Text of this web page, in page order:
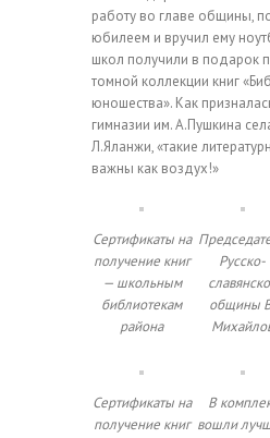
работу во главе общины,
юбилеем и вручил ему
школ получили в подарок
томной коллекции книг
юношества». Как
гимназии им. А.Пушкина
Л.Яланжи, «такие
важны как воздух!»
Сертификаты на
получение книг
— школьным
библиотекам
района
Русско-
общины
Сертификаты на
получение книг
В
вошли